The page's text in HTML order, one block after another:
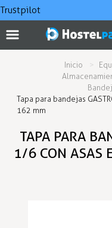
Trustpilot
Inicio
Tapa para bandejas
162 mm
TAPA PARA
1/6 CON ASAS